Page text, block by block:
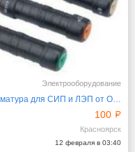
Электрооборудование
Арматура для СИП и ЛЭП от ООО СМУ1 в Красноярске
100
Красноярск
12 февраля в 03:40